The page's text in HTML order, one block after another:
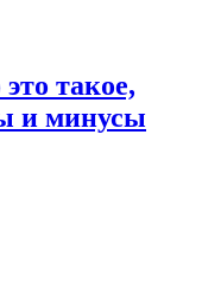
такое,
и минусы